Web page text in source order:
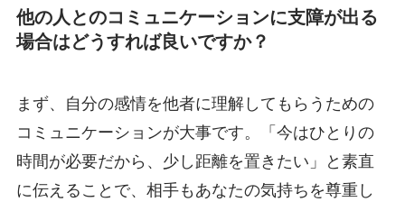
他の人とのコミュニケーションに支障が出る
場合はどうすれば良いですか？
まず、自分の感情を他者に理解してもらうための
コミュニケーションが大事です。「今はひとりの
時間が必要だから、少し距離を置きたい」と素直
に伝えることで、相手もあなたの気持ちを尊重し